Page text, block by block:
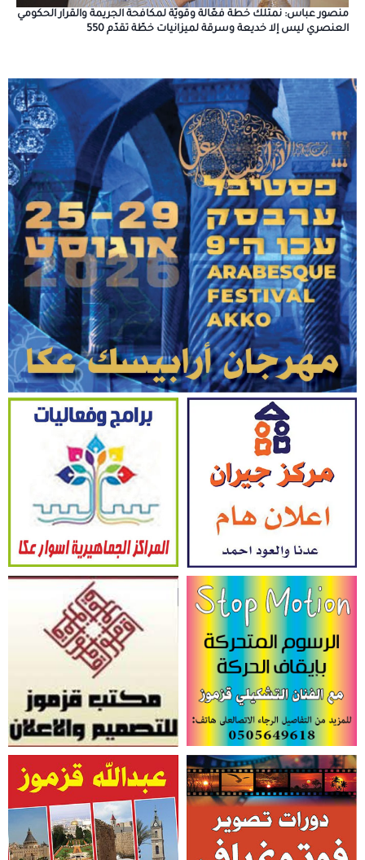
منصور عباس: نمتلك خطة فعّالة وقويّة لمكافحة الجريمة والقرار الحكومي
العنصري ليس إلا خديعة وسرقة لميزانيات خطّة تقدّم 550